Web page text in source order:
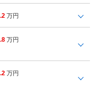
.2 万円
.8 万円
.2 万円